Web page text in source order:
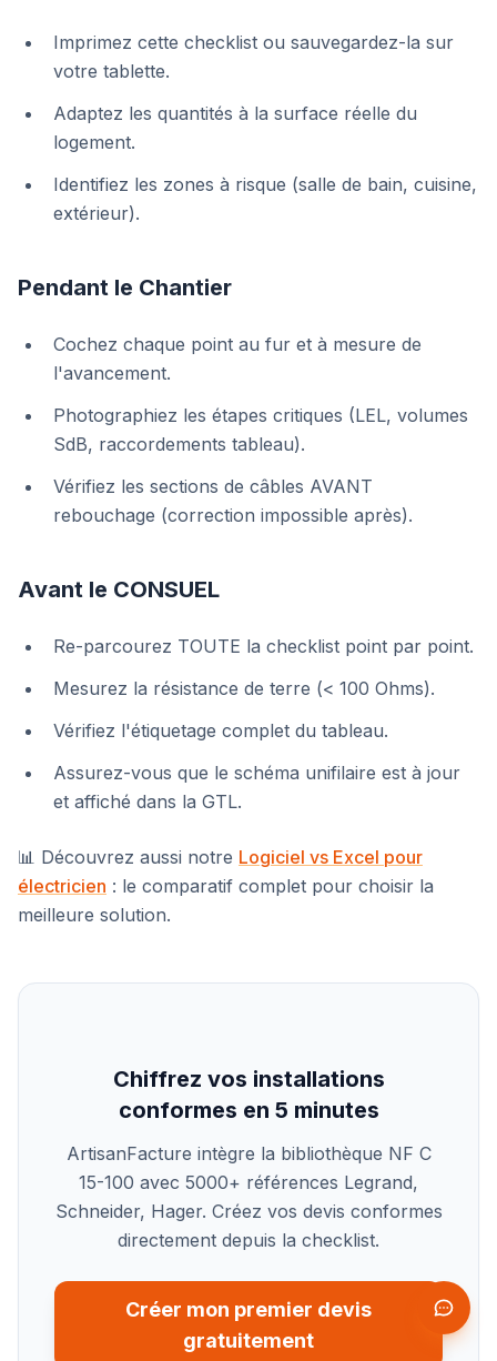
Imprimez cette checklist ou sauvegardez-la sur
votre tablette.
Adaptez les quantités à la surface réelle du
logement.
Identifiez les zones à risque (salle de bain, cuisine,
extérieur).
Pendant le Chantier
Cochez chaque point au fur et à mesure de
l'avancement.
Photographiez les étapes critiques (LEL, volumes
SdB, raccordements tableau).
Vérifiez les sections de câbles AVANT
rebouchage (correction impossible après).
Avant le CONSUEL
Re-parcourez TOUTE la checklist point par point.
Mesurez la résistance de terre (< 100 Ohms).
Vérifiez l'étiquetage complet du tableau.
Assurez-vous que le schéma unifilaire est à jour
et affiché dans la GTL.
📊 Découvrez aussi notre Logiciel vs Excel pour
électricien : le comparatif complet pour choisir la
meilleure solution.
Chiffrez vos installations
conformes en 5 minutes
ArtisanFacture intègre la bibliothèque NF C
15-100 avec 5000+ références Legrand,
Schneider, Hager. Créez vos devis conformes
directement depuis la checklist.
Créer mon premier devis
gratuitement